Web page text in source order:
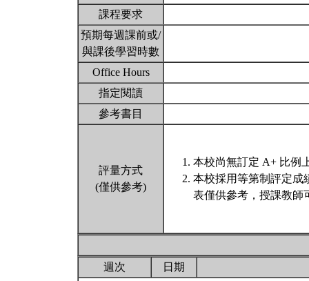
課程要求
預期每週課前或/
與課後學習時數
Office Hours
指定閱讀
參考書目
評量方式
(僅供參考)
本校尚無訂定 A+ 比例
本校採用等第制評定成
表僅供參考，授課教師
週次
日期